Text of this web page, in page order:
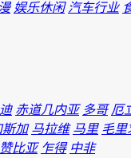
娱乐休闲 汽车行业
赤道几内亚 多哥 厄
斯加 马拉维 马里 毛里
赞比亚 乍得 中非